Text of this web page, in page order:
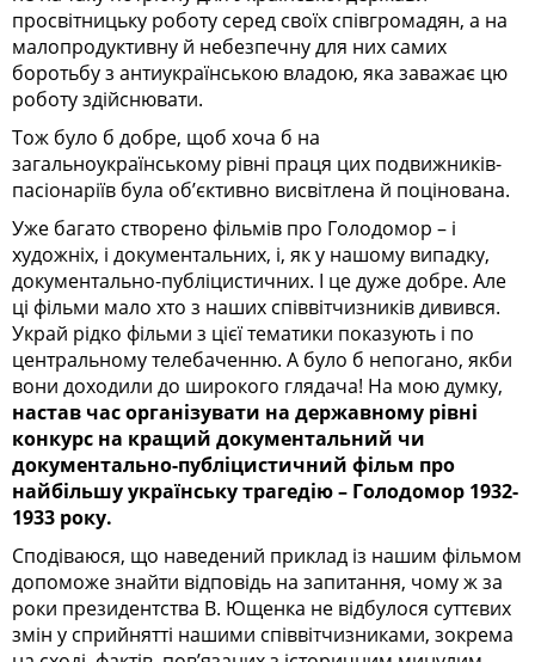
просвітницьку роботу серед своїх співгромадян, а на
малопродуктивну й небезпечну для них самих
боротьбу з антиукраїнською владою, яка заважає цю
роботу здійснювати.
Тож було б добре, щоб хоча б на
загальноукраїнському рівні праця цих подвижників-
пасіонаріїв була об’єктивно висвітлена й поцінована.
Уже багато створено фільмів про Голодомор – і
художніх, і документальних, і, як у нашому випадку,
документально-публіцистичних. І це дуже добре. Але
ці фільми мало хто з наших співвітчизників дивився.
Украй рідко фільми з цієї тематики показують і по
центральному телебаченню. А було б непогано, якби
вони доходили до широкого глядача! На мою думку,
настав час організувати на державному рівні
конкурс на кращий документальний чи
документально-публіцистичний фільм про
найбільшу українську трагедію – Голодомор 1932-
1933 року.
Сподіваюся, що наведений приклад із нашим фільмом
допоможе знайти відповідь на запитання, чому ж за
роки президентства В. Ющенка не відбулося суттєвих
змін у сприйнятті нашими співвітчизниками, зокрема